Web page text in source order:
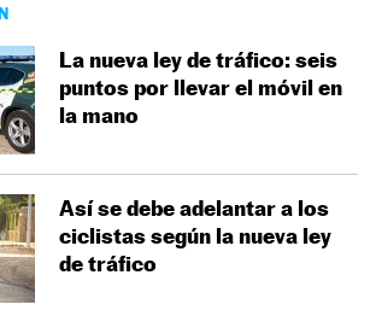
La nueva ley de tráfico: seis
puntos por llevar el móvil en
la mano
Así se debe adelantar a los
ciclistas según la nueva ley
de tráfico